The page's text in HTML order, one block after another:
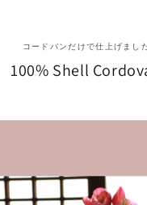
コードバンだけで仕上げまし
100% Shell